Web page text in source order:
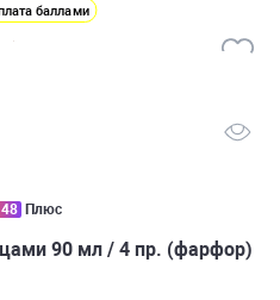
баллами
48 Плюс
90 мл / 4 пр. (фарфор)